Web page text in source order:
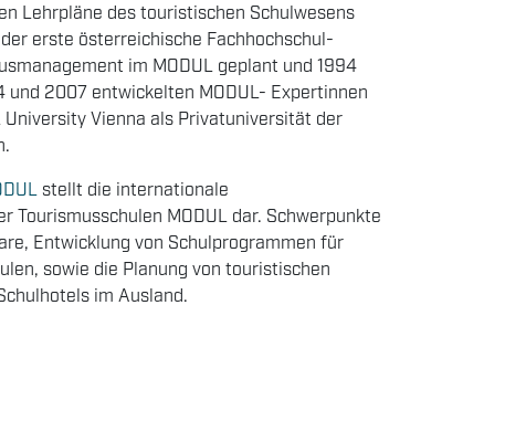
Lehrpläne des touristischen Schulwesens
erste österreichische Fachhochschul-
im MODUL geplant und 1994
2007 entwickelten MODUL- Expertinnen
University Vienna als Privatuniversität der
stellt die internationale
Tourismusschulen MODUL dar. Schwerpunkte
Entwicklung von Schulprogrammen für
sowie die Planung von touristischen
im Ausland.